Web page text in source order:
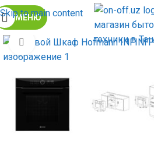
Skip to main content
МЕНЮ
Click to enlarge